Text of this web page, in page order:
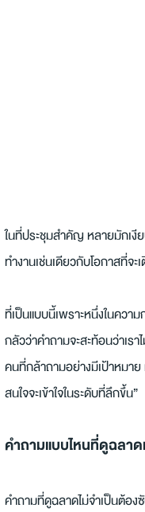
ในที่ประชุมสำคัญ หลายมักเงี
ทำงานเช่นเดียวกับโอกาสที่จ
ที่เป็นแบบนี้เพราะหนึ่งในควา
กลัวว่าคำถามจะสะท้อนว่าเร
คนที่กล้าถามอย่างมีเป้าหมาย
สนใจจะเข้าใจในระดับที่ลึกขึ้น”
คำถามแบบไหนที่ดูฉลาด
คำถามที่ดูฉลาดไม่จำเป็นต้อ